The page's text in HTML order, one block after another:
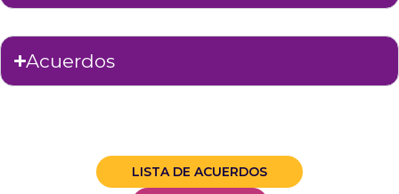
Acuerdos
LISTA DE ACUERDOS